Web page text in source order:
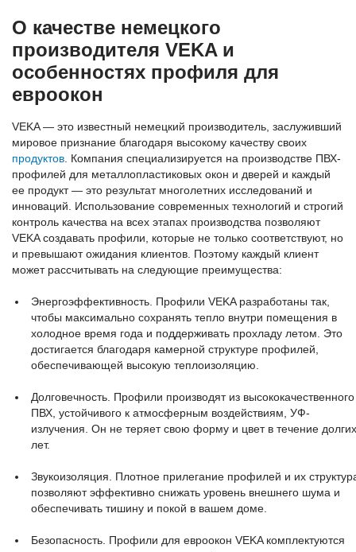
О качестве немецкого
производителя VEKA и
особенностях профиля для
евроокон
VEKA — это известный немецкий производитель, заслуживший
мировое признание благодаря высокому качеству своих
продуктов . Компания специализируется на производстве ПВХ-
профилей для металлопластиковых окон и дверей и каждый
ее продукт — это результат многолетних исследований и
инноваций. Использование современных технологий и строгий
контроль качества на всех этапах производства позволяют
VEKA создавать профили, которые не только соответствуют, но
и превышают ожидания клиентов. Поэтому каждый клиент
может рассчитывать на следующие преимущества:
Энергоэффективность. Профили VEKA разработаны так,
чтобы максимально сохранять тепло внутри помещения в
холодное время года и поддерживать прохладу летом. Это
достигается благодаря камерной структуре профилей,
обеспечивающей высокую теплоизоляцию.
Долговечность. Профили производят из высококачественного
ПВХ, устойчивого к атмосферным воздействиям, УФ-
излучения. Он не теряет свою форму и цвет в течение долгих
лет.
Звукоизоляция. Плотное прилегание профилей и их
позволяют эффективно снижать уровень внешнего шума и
обеспечивать тишину и покой в вашем доме.
Безопасность. Профили для евроокон VEKA комплектуются